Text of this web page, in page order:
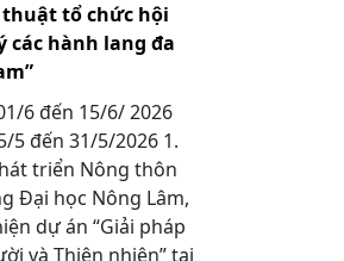
thuật tổ chức hội
các hành lang đa
6 đến 15/6/ 2026
5 đến 31/5/2026 1.
triển Nông thôn
Đại học Nông Lâm,
dự án “Giải pháp
và Thiên nhiên” tại